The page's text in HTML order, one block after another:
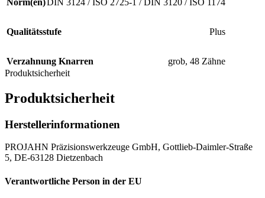
Qualitätsstufe Plus
Verzahnung Knarren
grob, 48 Zähne
Produktsicherheit
Produktsicherheit
Herstellerinformationen
PROJAHN Präzisionswerkzeuge GmbH, Gottlieb-Daimler-Straße
5, DE-63128 Dietzenbach
Verantwortliche Person in der EU